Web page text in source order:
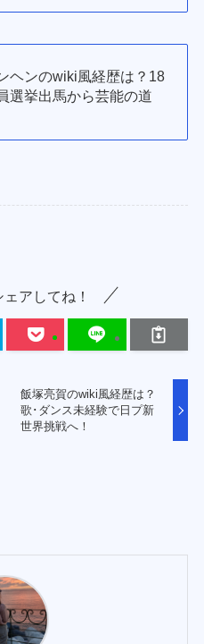
ヘンのwiki風経歴は？18
選挙出馬から芸能の道
アしてね！
飯塚亮賀のwiki風経歴は？
歌･ダンス未経験で日プ新
世界挑戦へ！